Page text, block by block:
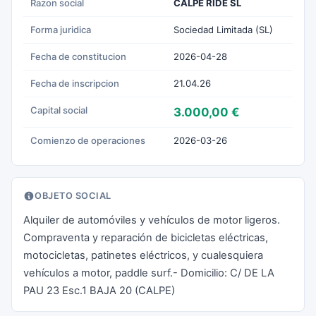
Razon social CALPE RIDE SL
Forma juridica Sociedad Limitada (SL)
Fecha de constitucion 2026-04-28
Fecha de inscripcion 21.04.26
Capital social 3.000,00 €
Comienzo de operaciones 2026-03-26
OBJETO SOCIAL
Alquiler de automóviles y vehículos de motor ligeros.
Compraventa y reparación de bicicletas eléctricas,
motocicletas, patinetes eléctricos, y cualesquiera
vehículos a motor, paddle surf.- Domicilio: C/ DE LA
PAU 23 Esc.1 BAJA 20 (CALPE)